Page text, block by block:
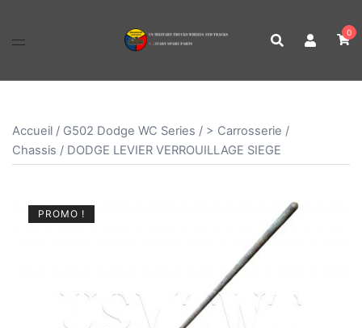
0
Accueil / G502 Dodge WC Series / > Carrosserie /
Chassis / DODGE LEVIER VERROUILLAGE SIEGE
PROMO !